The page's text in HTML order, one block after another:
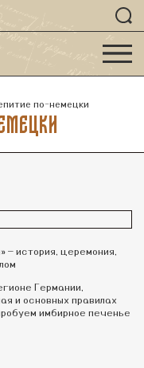
по-немецки
— история, церемония,
Германии,
и основных правилах
имбирное печенье